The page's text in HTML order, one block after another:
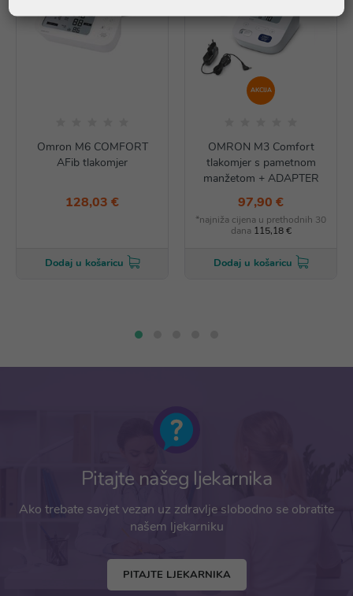
Omron M6 COMFORT
AFib tlakomjer
128,03 €
Dodaj u košaricu
AKCIJA
OMRON M3 Comfort
tlakomjer s pametnom
manžetom + ADAPTER
97,90 €
*najniža cijena u prethodnih 30
dana 115,18 €
Dodaj u košaricu
Pitajte našeg ljekarnika
Ako trebate savjet vezan uz zdravlje slobodno se obratite
našem ljekarniku
PITAJTE LJEKARNIKA